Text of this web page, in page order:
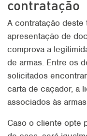
contratação
A contratação
apresentação de
comprova a
de armas. Entre os
solicitados
carta de caçador, a
associados às
Caso o cliente opte